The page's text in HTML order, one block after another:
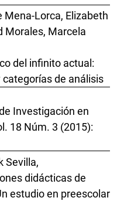
Lorca, Elizabeth
Morales, Marcela
del infinito actual:
de análisis
Investigación en
18 Núm. 3 (2015):
Sevilla,
didácticas de
estudio en preescolar